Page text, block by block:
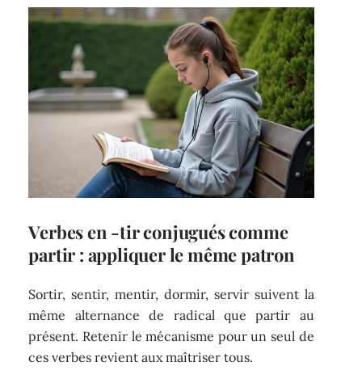
Verbes en -tir conjugués comme
partir : appliquer le même patron
Sortir, sentir, mentir, dormir, servir suivent la
même alternance de radical que partir au
présent. Retenir le mécanisme pour un seul de
ces verbes revient aux maîtriser tous.